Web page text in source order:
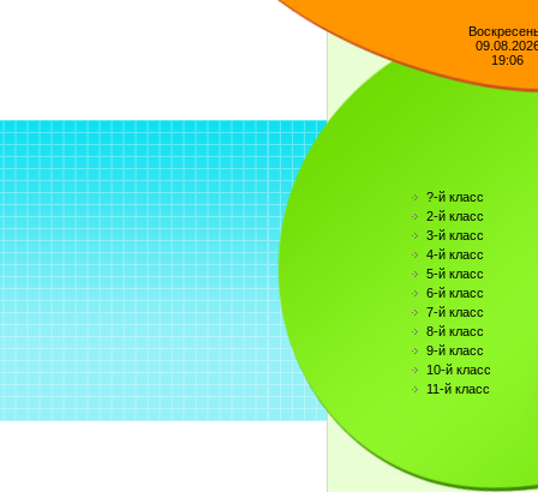
19:06
?-й класс
2-й класс
3-й класс
4-й класс
5-й класс
6-й класс
7-й класс
8-й класс
9-й класс
10-й класс
11-й класс